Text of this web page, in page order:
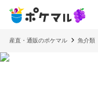
産直・通販のポケマル 魚介類